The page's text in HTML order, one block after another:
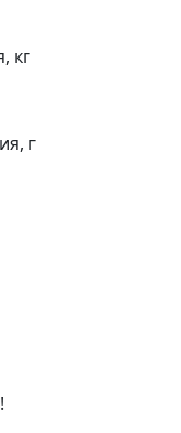
кг
г